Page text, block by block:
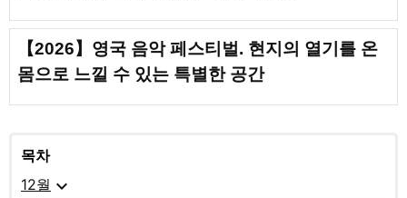
【2026】영국 음악 페스티벌. 현지의 열기를 온
몸으로 느낄 수 있는 특별한 공간
목차
12월 expand_more